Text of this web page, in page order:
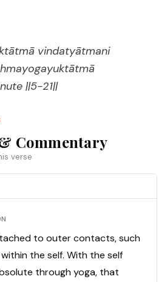
vindatyātmani
||5-21||
Commentary
verse
to outer contacts, such
the self. With the self
through yoga, that